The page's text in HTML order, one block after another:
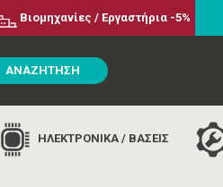
Βιομηχανίες / Εργαστήρια -5%
ΑΝΑΖΗΤΗΣΗ
ΗΛΕΚΤΡΟΝΙΚΑ / ΒΑΣΕΙΣ